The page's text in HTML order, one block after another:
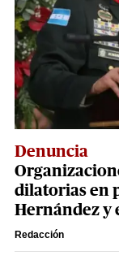
Denuncia
dilatorias en
Hernández y
Redacción